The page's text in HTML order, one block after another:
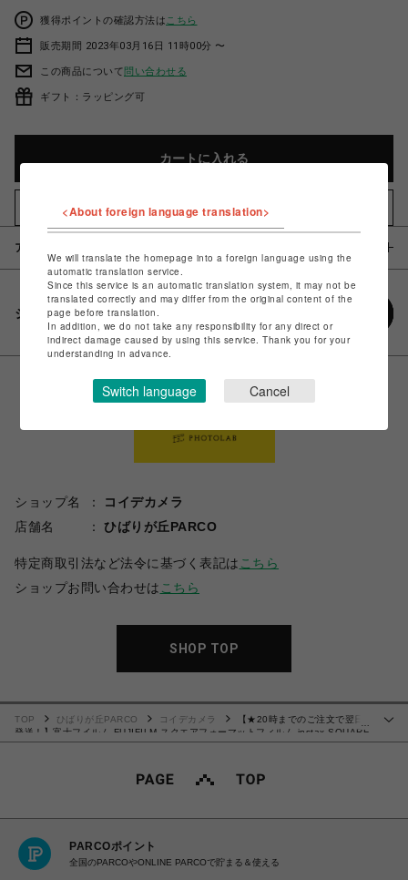
獲得ポイントの確認方法は こちら
販売期間 2023年03月16日 11時00分 〜
この商品について問い合わせる
ギフト：ラッピング可
カートに入れる
お気に入りアイテムに追加
アイテム説明 / 素材
シェアする
ショップ名
コイデカメラ
店舗名
ひばりが丘PARCO
特定商取引法など法令に基づく表記は こちら
ショップお問い合わせは こちら
SHOP TOP
…
TOP ひばりが丘PARCO コイデカメラ
【★20時までのご注文で翌日
発送！】富士フイルム FUJIFILM スクエアフォーマットフィルム instax SQUARE
レインボー 10枚入 INSTAX SQUARE RAINBOW WW 1
PARCOポイント
全国のPARCOやONLINE PARCOで貯まる＆使える
<About foreign language translation>
We will translate the homepage into a foreign language using the
automatic translation service.
Since this service is an automatic translation system, it may not be
translated correctly and may differ from the original content of the
page before translation.
In addition, we do not take any responsibility for any direct or
indirect damage caused by using this service. Thank you for your
understanding in advance.
Switch language Cancel